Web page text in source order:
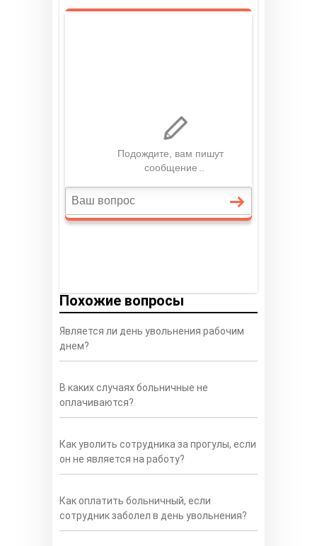
Похожие вопросы
Является ли день увольнения рабочим
днем?
В каких случаях больничные не
оплачиваются?
Как уволить сотрудника за прогулы, если
он не является на работу?
Как оплатить больничный, если
сотрудник заболел в день увольнения?